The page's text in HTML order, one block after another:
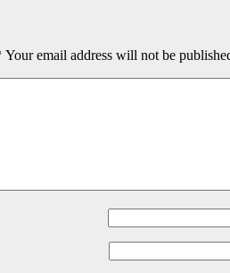
Your email address will not be